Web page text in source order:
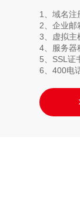
1、域名注
2、企业邮
3、虚拟主
4、服务器
5、SSL证
6、400电